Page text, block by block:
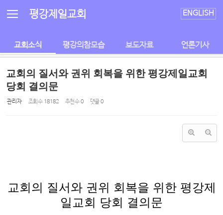
평강제일교회 ENGLISH
교회소식 평강의참모습 보도자료 언론기사
교회의 질서와 권위 회복을 위한 평강제일교회
당회 결의문
관리자 조회 수 18182 추천 수0 댓글0
교회의 질서와 권위 회복을 위한 평강제
일교회 당회 결의문